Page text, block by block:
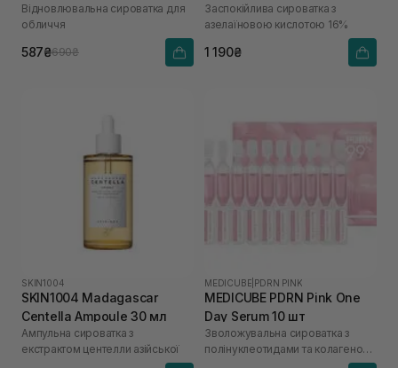
зволоження та зміцнення
бар'єру 30 мл
Відновлювальна сироватка для
обличчя
587₴690₴
Заспокійлива сироватка з
азелаїновою кислотою 16%
1 190₴
SKIN1004
SKIN1004 Madagascar
Centella Ampoule 30 мл
Ампульна сироватка з
екстрактом центелли азійської
MEDICUBE PDRN PINK
MEDICUBE PDRN Pink One
Day Serum 10 шт
Зволожувальна сироватка з
полінуклеотидами та колагеном